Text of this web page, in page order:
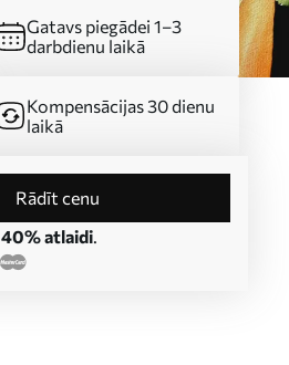
Gatavs piegādei 1–3
darbdienu laikā
Kompensācijas 30 dienu
laikā
Rādīt cenu
40% atlaidi.